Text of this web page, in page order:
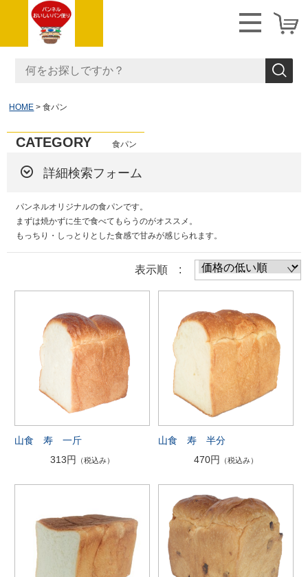
HOME 食パン
CATEGORY 食パン
詳細検索フォーム
パンネルオリジナルの食パンです。
まずは焼かずに生で食べてもらうのがオススメ。
もっちり・しっとりとした食感で甘みが感じられます。
表示順 :
山食 寿 一斤
313円
（税込み）
山食 寿 半分
470円
（税込み）